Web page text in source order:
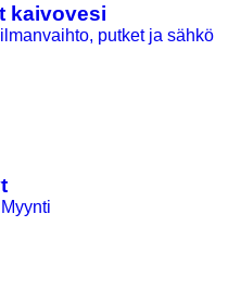
kaivovesi
putket ja sähkö
Myynti